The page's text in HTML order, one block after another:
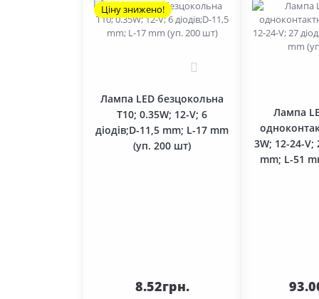
Ціну знижено!
Лампа LED безцокольна
T10; 0.35W; 12-V; 6
діодів;D-11,5 mm; L-17 mm
(уп. 200 шт)
8.52грн.
кошика
Лампа
3W; 12-24-V;
mm; L-51